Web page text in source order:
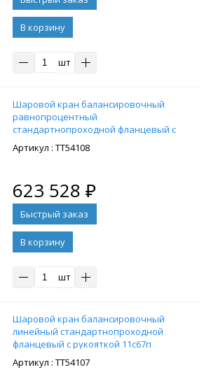
В корзину
шт
Шaровой кpан балансировочный
равнопроцентный
стандартнопроходной флaнцевый с
рукояткой 11c67п 12ЦрФ.00.1 PN16
DN250/200, cт.20
: ТТ54108
623 528 ₽
В корзину
шт
Шaровой кpан балансировочный
линейный стандартнопроходной
флaнцевый с рукояткой 11c67п
11ЦлФ.00.1 PN16 DN250/200, , cт. 20
: ТТ54107